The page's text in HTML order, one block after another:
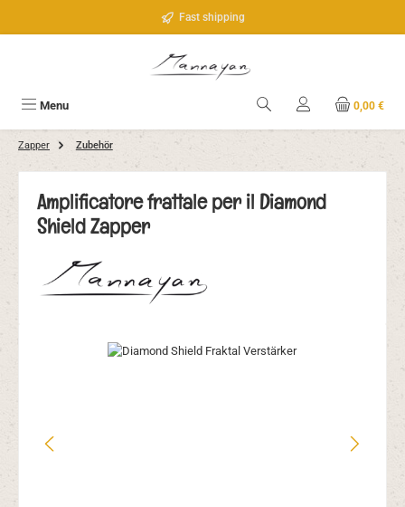
Fast shipping
Menu 0,00 €
Zapper Zubehör
Amplificatore frattale per il Diamond
Shield Zapper
Salta la galleria di immagini